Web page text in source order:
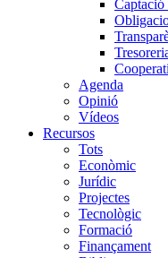
Captació
Agenda
Opinió
Vídeos
Recursos
Tots
Econòmic
Jurídic
Projectes
Tecnològic
Formació
Finançament